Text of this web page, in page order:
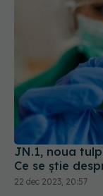
JN.1, noua
Ce se știe
22 dec 2023, 20:57